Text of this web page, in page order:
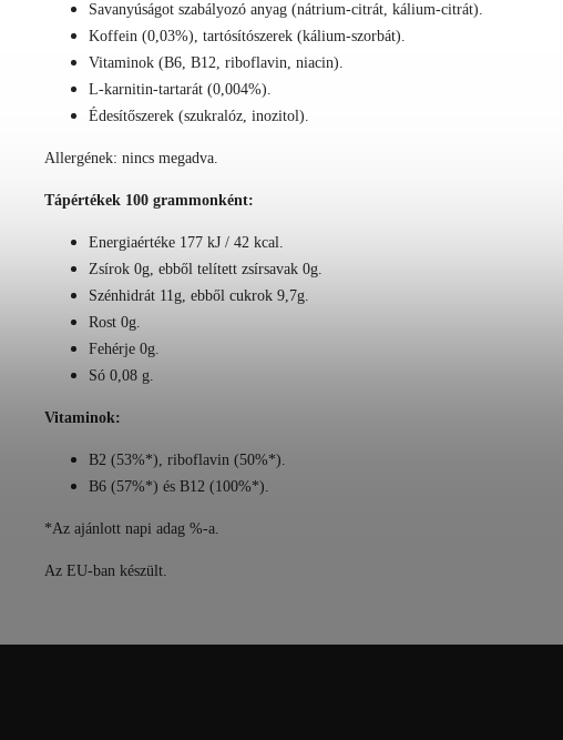
Savanyúságot szabályozó anyag (nátrium-citrát, kálium-citrát).
Koffein (0,03%), tartósítószerek (kálium-szorbát).
Vitaminok (B6, B12, riboflavin, niacin).
L-karnitin-tartarát (0,004%).
Édesítőszerek (szukralóz, inozitol).
Allergének: nincs megadva.
Tápértékek 100 grammonként:
Energiaértéke 177 kJ / 42 kcal.
Zsírok 0g, ebből telített zsírsavak 0g.
Szénhidrát 11g, ebből cukrok 9,7g.
Rost 0g.
Fehérje 0g.
Só 0,08 g.
Vitaminok:
B2 (53%*), riboflavin (50%*).
B6 (57%*) és B12 (100%*).
*Az ajánlott napi adag %-a.
Az EU-ban készült.